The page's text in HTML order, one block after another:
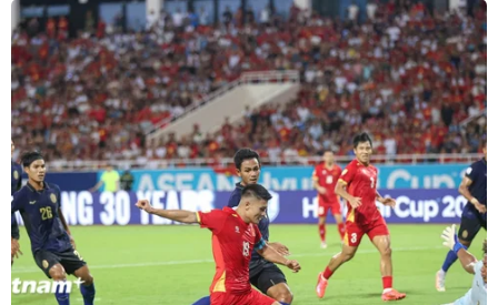
Jakarta, Surabaya, Yogyakarta và Solo.